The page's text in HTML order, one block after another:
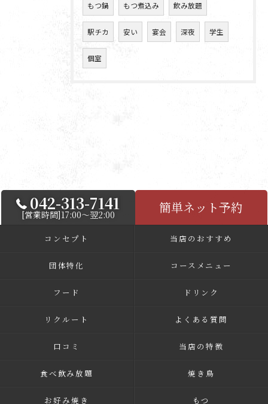
もつ鍋 もつ煮込み 飲み放題
駅チカ 安い 宴会 深夜 学生
個室
042-313-7141
[営業時間]17:00～翌2:00 簡単ネット予約
コンセプト 当店のおすすめ
団体特化 コースメニュー
フード ドリンク
リクルート よくある質問
口コミ 当店の特徴
食べ飲み放題 焼き鳥
お好み焼き もつ